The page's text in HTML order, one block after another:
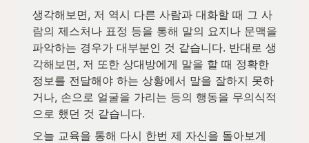
생각해보면, 저 역시 다른 사람과 대화할 때 그 사
람의 제스처나 표정 등을 통해 말의 요지나 문맥을
파악하는 경우가 대부분인 것 같습니다. 반대로 생
각해보면, 저 또한 상대방에게 말을 할 때 정확한
정보를 전달해야 하는 상황에서 말을 잘하지 못하
거나, 손으로 얼굴을 가리는 등의 행동을 무의식적
으로 했던 것 같습니다.
오늘 교육을 통해 다시 한번 제 자신을 돌아보게